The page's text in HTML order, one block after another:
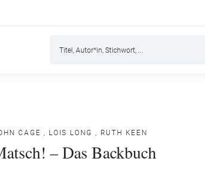
CAGE , LOIS LONG , RUTH KEEN
– Das Backbuch